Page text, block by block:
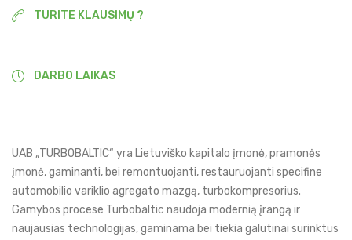
TURITE KLAUSIMŲ ?
DARBO LAIKAS
UAB „TURBOBALTIC“ yra Lietuviško kapitalo įmonė, pramonės
įmonė, gaminanti, bei remontuojanti, restauruojanti specifine
automobilio variklio agregato mazgą, turbokompresorius.
Gamybos procese Turbobaltic naudoja modernią įrangą ir
naujausias technologijas, gaminama bei tiekia galutinai surinktus